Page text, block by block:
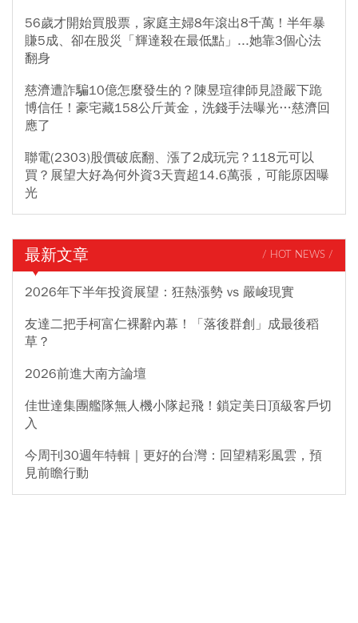
56歲才開始買股票，家庭主婦8年滾出8千萬！半年暴
賺5成、卻在股災「輝達殺在最低點」...她靠3個心法
翻身
慈濟遭詐騙10億怎麼發生的？陳昱瑄律師見證嚴下跪
博信任！豪宅藏158公斤黃金，洗錢手法曝光…慈濟回
應了
聯電(2303)股價破底翻、漲了2成玩完？118元可以
買？展望大好為何外資3天賣超14.6萬張，可能原因曝
光
最新文章 / HOT NEWS /
2026年下半年投資展望：狂熱漲勢 vs 嚴峻現實
友達二把手柯富仁裸辭內幕！「落後群創」成最後稻
草？
2026前進大南方論壇
佳世達集團艦隊無人機小隊起飛！鎖定美日頂級客戶切
入
今周刊30週年特輯｜更好的台灣：回望精彩風雲，預
見前瞻行動